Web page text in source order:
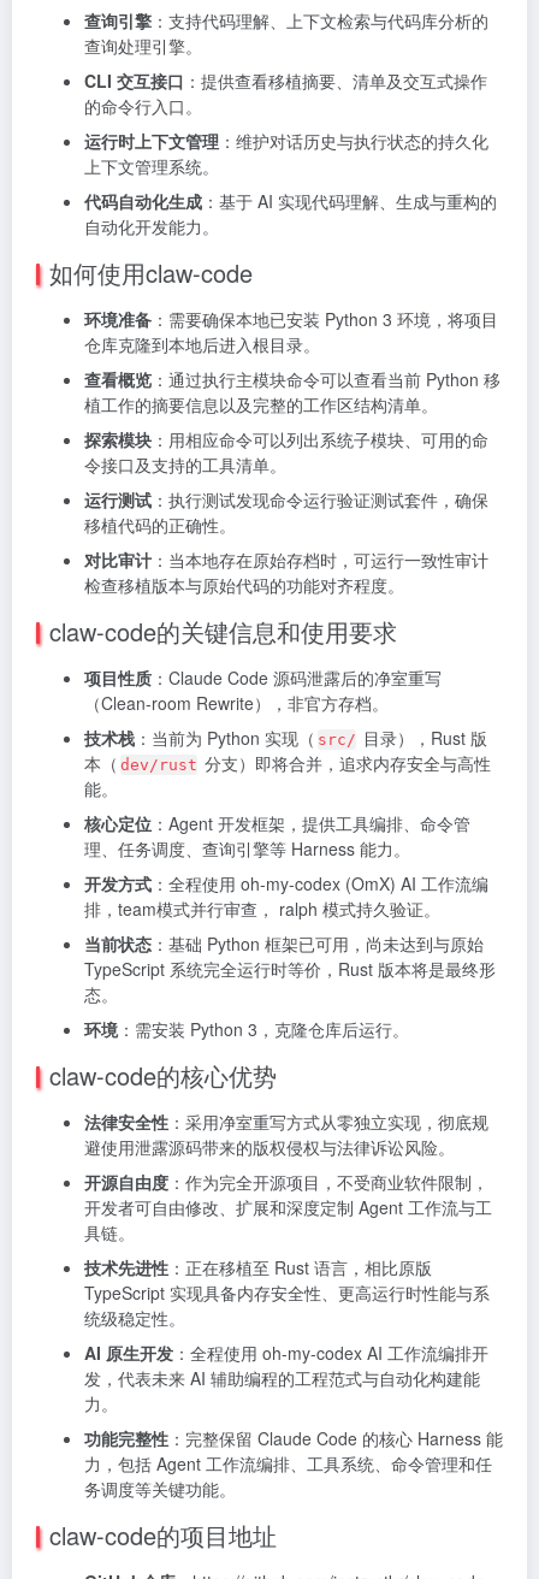
查询引擎 ：支持代码理解、上下文检索与代码库分析的
查询处理引擎。
CLI 交互接口 ：提供查看移植摘要、清单及交互式操作
的命令行入口。
运行时上下文管理 ：维护对话历史与执行状态的持久化
上下文管理系统。
代码自动化生成 ：基于 AI 实现代码理解、生成与重构的
自动化开发能力。
如何使用claw-code
环境准备 ：需要确保本地已安装 Python 3 环境，将项目
仓库克隆到本地后进入根目录。
查看概览 ：通过执行主模块命令可以查看当前 Python 移
植工作的摘要信息以及完整的工作区结构清单。
探索模块 ：用相应命令可以列出系统子模块、可用的命
令接口及支持的工具清单。
运行测试 ：执行测试发现命令运行验证测试套件，确保
移植代码的正确性。
对比审计 ：当本地存在原始存档时，可运行一致性审计
检查移植版本与原始代码的功能对齐程度。
claw-code的关键信息和使用要求
项目性质 ：Claude Code 源码泄露后的净室重写
（Clean-room Rewrite），非官方存档。
技术栈 ：当前为 Python 实现（ src/ 目录），Rust 版
本（ dev/rust 分支）即将合并，追求内存安全与高性
能。
核心定位 ：Agent 开发框架，提供工具编排、命令管
理、任务调度、查询引擎等 Harness 能力。
开发方式 ：全程使用 oh-my-codex (OmX) AI 工作流编
排， team模式并行审查， ralph 模式持久验证。
当前状态 ：基础 Python 框架已可用，尚未达到与原始
TypeScript 系统完全运行时等价，Rust 版本将是最终形
态。
环境 ：需安装 Python 3，克隆仓库后运行。
claw-code的核心优势
法律安全性 ：采用净室重写方式从零独立实现，彻底规
避使用泄露源码带来的版权侵权与法律诉讼风险。
开源自由度 ：作为完全开源项目，不受商业软件限制，
开发者可自由修改、扩展和深度定制 Agent 工作流与工
具链。
技术先进性 ：正在移植至 Rust 语言，相比原版
TypeScript 实现具备内存安全性、更高运行时性能与系
统级稳定性。
AI 原生开发 ：全程使用 oh-my-codex AI 工作流编排开
发，代表未来 AI 辅助编程的工程范式与自动化构建能
力。
功能完整性 ：完整保留 Claude Code 的核心 Harness 能
力，包括 Agent 工作流编排、工具系统、命令管理和任
务调度等关键功能。
claw-code的项目地址